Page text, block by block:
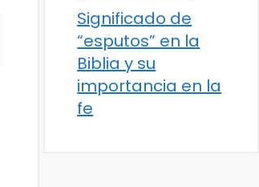
Significado de
“esputos” en la
Biblia y su
importancia en la
fe